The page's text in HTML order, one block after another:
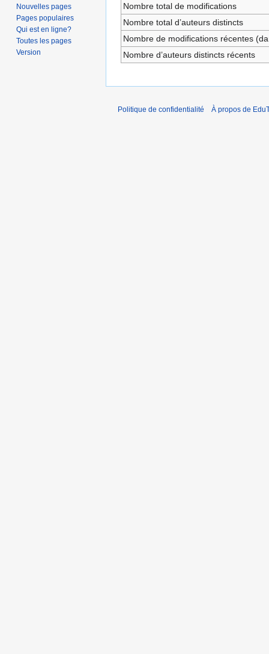
Nombre total de modifications
Nombre total d’auteurs distincts
Nombre de modifications récentes
Nombre d’auteurs distincts récents
Nouvelles pages
Pages populaires
Qui est en ligne?
Toutes les pages
Version
Politique de confidentialité À propos de